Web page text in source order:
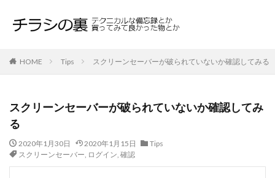
HOME Tips スクリーンセーバーが破られていないか確認してみる
スクリーンセーバーが破られていないか確認してみ
る
2020年1月30日 2020年1月15日
Tips
スクリーンセーバー, ログイン, 確認